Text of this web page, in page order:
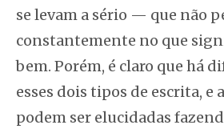
se levam a sério — que não
constantemente no que
bem. Porém, é claro que há
esses dois tipos de escrita, e
podem ser elucidadas